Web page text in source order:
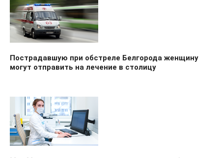
Пострадавшую при обстреле Белгорода женщину
могут отправить на лечение в столицу